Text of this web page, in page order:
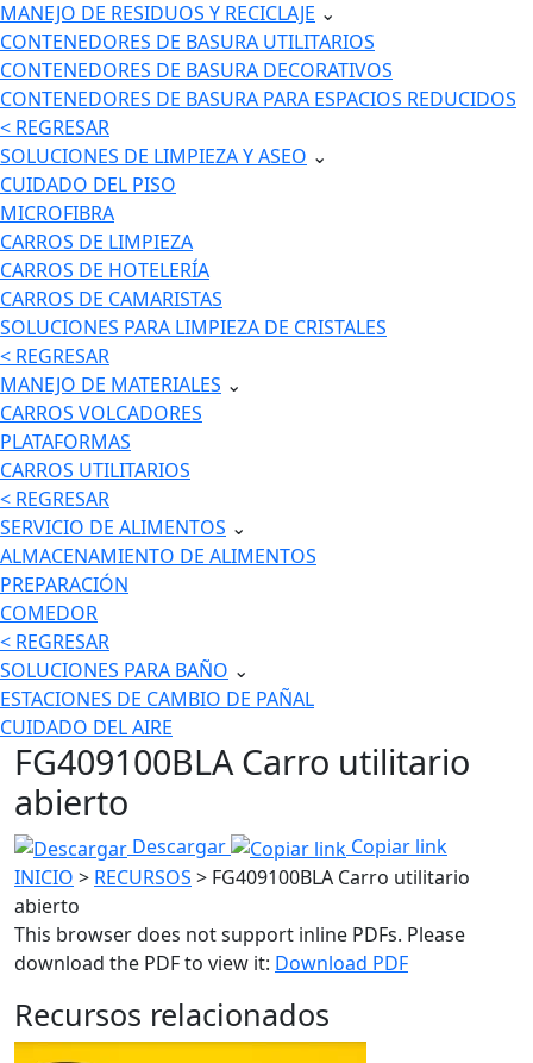
MANEJO DE RESIDUOS Y RECICLAJE ⌄
CONTENEDORES DE BASURA UTILITARIOS
CONTENEDORES DE BASURA DECORATIVOS
CONTENEDORES DE BASURA PARA ESPACIOS REDUCIDOS
< REGRESAR
SOLUCIONES DE LIMPIEZA Y ASEO ⌄
CUIDADO DEL PISO
MICROFIBRA
CARROS DE LIMPIEZA
CARROS DE HOTELERÍA
CARROS DE CAMARISTAS
SOLUCIONES PARA LIMPIEZA DE CRISTALES
< REGRESAR
MANEJO DE MATERIALES ⌄
CARROS VOLCADORES
PLATAFORMAS
CARROS UTILITARIOS
< REGRESAR
SERVICIO DE ALIMENTOS ⌄
ALMACENAMIENTO DE ALIMENTOS
PREPARACIÓN
COMEDOR
< REGRESAR
SOLUCIONES PARA BAÑO ⌄
ESTACIONES DE CAMBIO DE PAÑAL
CUIDADO DEL AIRE
FG409100BLA Carro utilitario
abierto
Descargar
Copiar link
INICIO > RECURSOS > FG409100BLA Carro utilitario
abierto
This browser does not support inline PDFs. Please
download the PDF to view it: Download PDF
Recursos relacionados